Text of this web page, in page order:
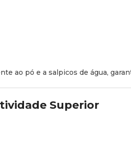
ao pó e a salpicos de água,
Superior